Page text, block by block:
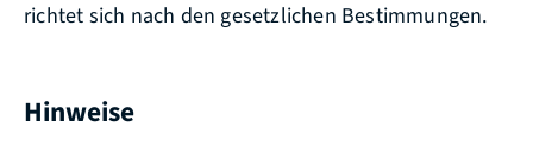
richtet sich nach den gesetzlichen Bestimmungen.
Hinweise